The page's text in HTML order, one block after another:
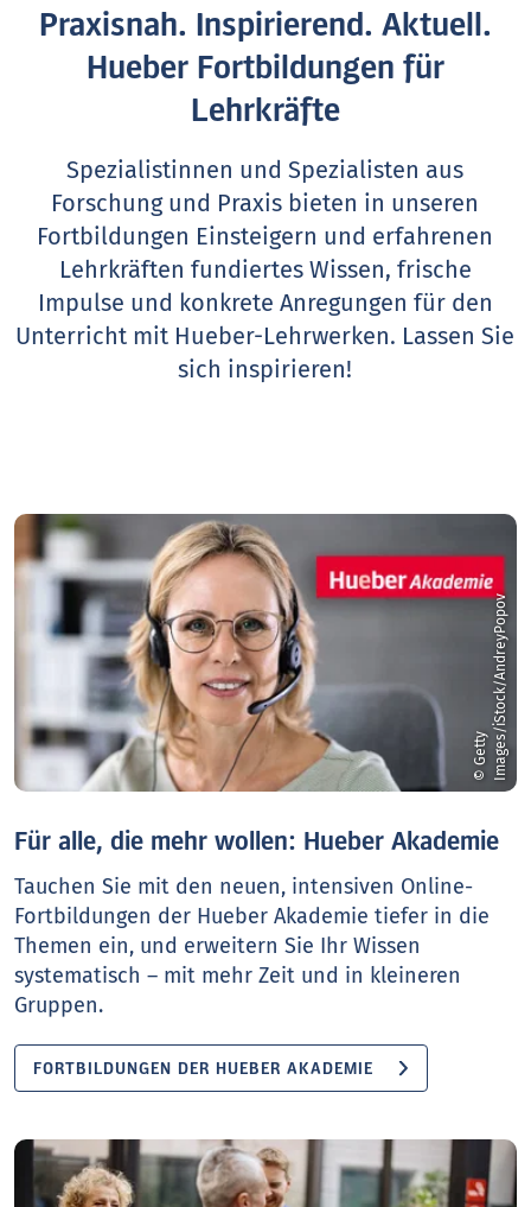
Praxisnah. Inspirierend. Aktuell.
Hueber Fortbildungen für
Lehrkräfte
Spezialistinnen und Spezialisten aus
Forschung und Praxis bieten in unseren
Fortbildungen Einsteigern und erfahrenen
Lehrkräften fundiertes Wissen, frische
Impulse und konkrete Anregungen für den
Unterricht mit Hueber-Lehrwerken. Lassen Sie
sich inspirieren!
©
G
e
t
t
y
I
m
a
g
e
s
/
i
S
t
o
c
k
/
A
n
d
r
e
y
P
o
p
ov
Für alle, die mehr wollen: Hueber Akademie
Tauchen Sie mit den neuen, intensiven Online-
Fortbildungen der Hueber Akademie tiefer in die
Themen ein, und erweitern Sie Ihr Wissen
systematisch – mit mehr Zeit und in kleineren
Gruppen.
FORTBILDUNGEN DER HUEBER AKADEMIE